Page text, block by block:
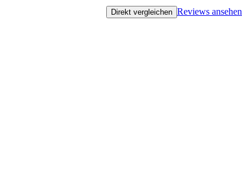
Direkt vergleichen Reviews ansehen